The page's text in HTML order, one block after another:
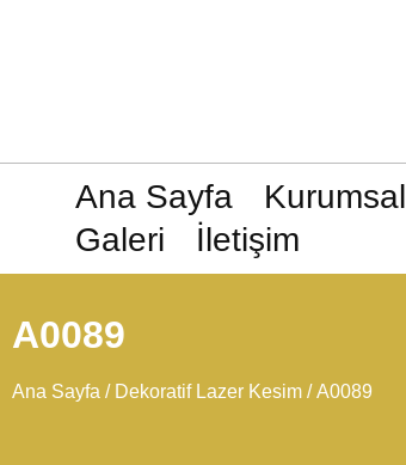
Ana Sayfa Kurumsal
Galeri
İletişim
A0089
Ana Sayfa / Dekoratif Lazer Kesim / A0089